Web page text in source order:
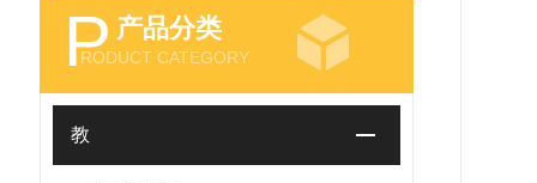
P 产品分类
RODUCT CATEGORY
教